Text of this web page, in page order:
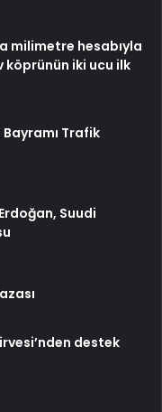
milimetre hesabıyla
iki ucu ilk
Bayramı Trafik
Suudi
destek